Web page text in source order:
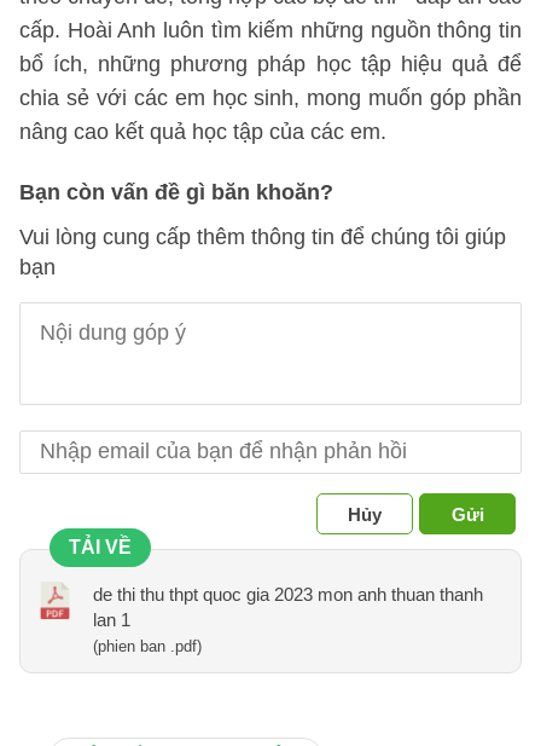
cấp. Hoài Anh luôn tìm kiếm những nguồn thông tin
bổ ích, những phương pháp học tập hiệu quả để
chia sẻ với các em học sinh, mong muốn góp phần
nâng cao kết quả học tập của các em.
Bạn còn vấn đề gì băn khoăn?
Vui lòng cung cấp thêm thông tin để chúng tôi giúp
bạn
Hủy
Gửi
TẢI VỀ
de thi thu thpt quoc gia 2023 mon anh thuan thanh
lan 1
(phien ban .pdf)